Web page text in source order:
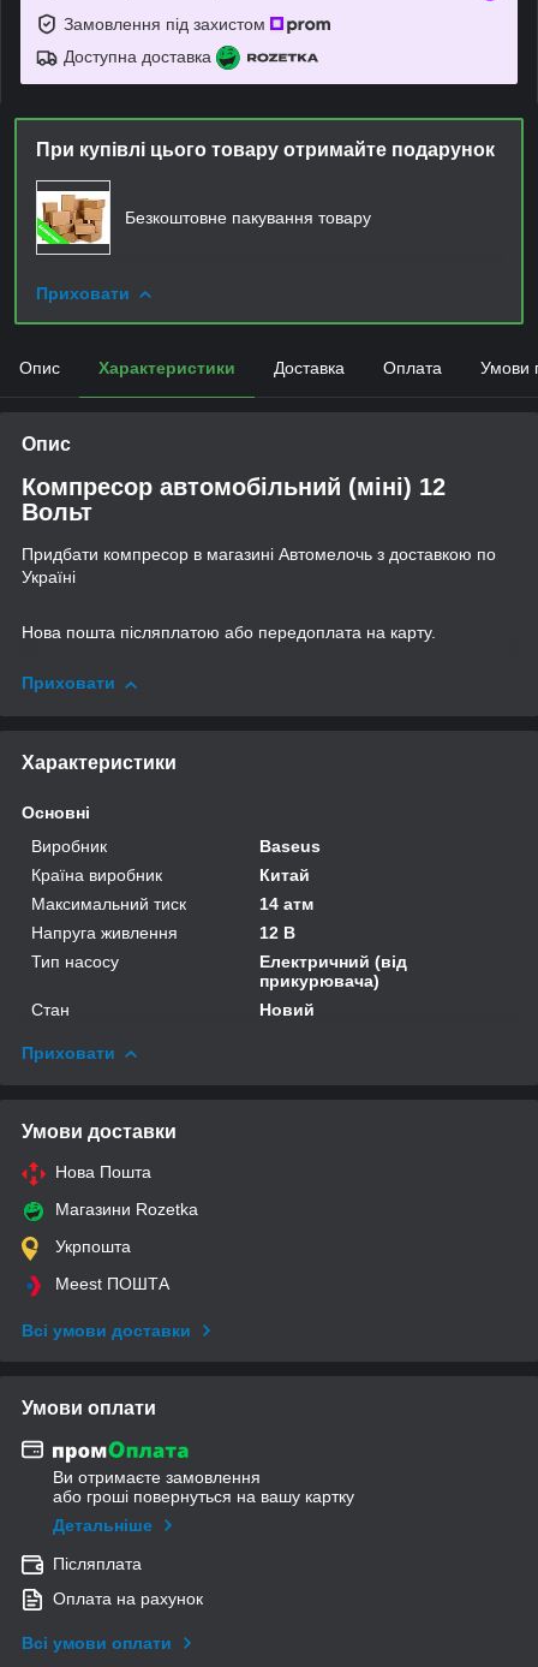
Замовлення під захистом
Доступна доставка
При купівлі цього товару отримайте подарунок
Безкоштовне пакування товару
Приховати
Опис Характеристики Доставка Оплата Умови
Опис
Компресор автомобільний (міні) 12
Вольт
Придбати компресор в магазині Автомелочь з доставкою по
Україні
Нова пошта післяплатою або передоплата на карту.
Приховати
Характеристики
Основні
Виробник
Baseus
Країна виробник
Китай
Максимальний тиск
14 атм
Напруга живлення
12 В
Тип насосу
Електричний (від
прикурювача)
Стан
Новий
Приховати
Умови доставки
Нова Пошта
Магазини Rozetka
Укрпошта
Meest ПОШТА
Всі умови доставки
Умови оплати
Ви отримаєте замовлення
або гроші повернуться на вашу картку
Детальніше
Післяплата
Оплата на рахунок
Всі умови оплати